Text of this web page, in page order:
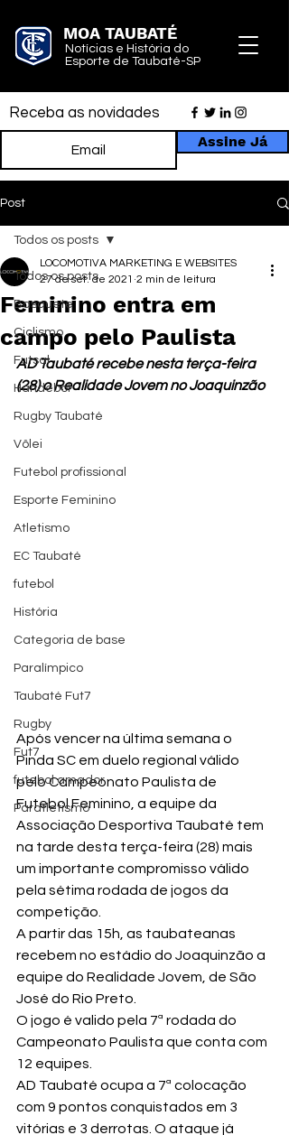
MOA TAUBATÉ
Notícias e História do
Esporte de Taubaté-SP
Receba as novidades
Assine Já
Post
Todos os posts
Basquete
Ciclismo
Futsal
Handebol
Rugby Taubaté
Vôlei
Futebol profissional
Esporte Feminino
Atletismo
EC Taubaté
futebol
História
Categoria de base
Paralímpico
Taubaté Fut7
Rugby
Fut7
futebol amador
Paratletismo
Todos os posts
Feminino entra em
campo pelo Paulista
LOCOMOTIVA MARKETING E WEBSITES
27 de set. de 2021 2 min de leitura
AD Taubaté recebe nesta terça-feira
(28) o Realidade Jovem no Joaquinzão
Após vencer na última semana o
Pinda SC em duelo regional válido
pelo Campeonato Paulista de
Futebol Feminino, a equipe da
Associação Desportiva Taubaté tem
na tarde desta terça-feira (28) mais
um importante compromisso válido
pela sétima rodada de jogos da
competição.
A partir das 15h, as taubateanas
recebem no estádio do Joaquinzão a
equipe do Realidade Jovem, de São
José do Rio Preto.
O jogo é valido pela 7ª rodada do
Campeonato Paulista que conta com
12 equipes.
AD Taubaté ocupa a 7ª colocação
com 9 pontos conquistados em 3
vitórias e 3 derrotas. O ataque já